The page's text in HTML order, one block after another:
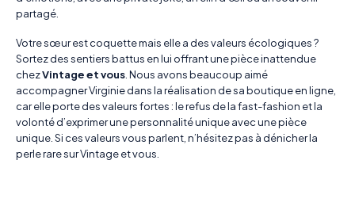
partagé.
Votre sœur est coquette mais elle a des valeurs écologiques ?
Sortez des sentiers battus en lui offrant une pièce inattendue
chezVintage et vous Nous avons beaucoup aimé
accompagner Virginie dans la réalisation de sa boutique en ligne,
car elle porte des valeurs fortes : le refus de la fast-fashion et la
volonté d’exprimer une personnalité unique avec une pièce
unique. Si ces valeurs vous parlent, n’hésitez pas à dénicher la
perle rare sur Vintage et vous.